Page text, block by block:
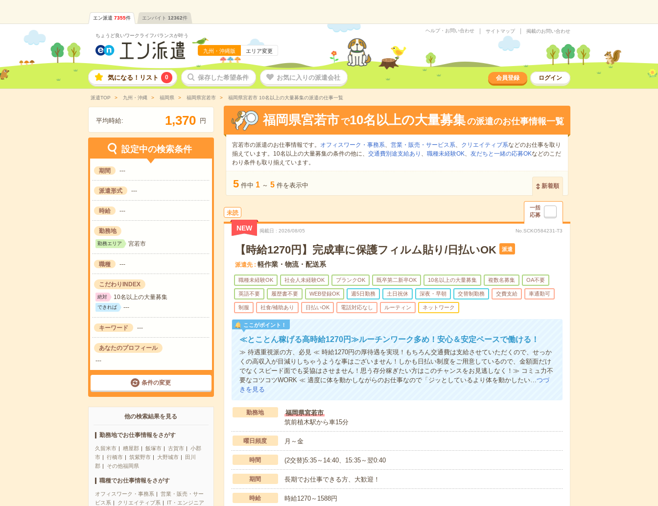
エン派遣 7355件 エンバイト 12362件
ちょうど良いワークライフバランスが叶う
九州・沖縄版 エリア変更
ヘルプ・お問い合わせ サイトマップ 掲載のお問い合わせ
気になる！リスト 0 保存した希望条件 お気に入りの派遣会社 会員登録 ログイン
派遣TOP 九州・沖縄 福岡県 福岡県宮若市 福岡県宮若市 10名以上の大量募集の派遣の仕事一覧
平均時給: 1,370 円
設定中の検索条件
期間 ---
派遣形式 ---
時給 ---
勤務地
勤務エリア 宮若市
職種 ---
こだわりINDEX
絶対 10名以上の大量募集
できれば ---
キーワード ---
あなたのプロフィール
---
条件の変更
他の検索結果を見る
勤務地でお仕事情報をさがす
久留米市 糟屋郡 飯塚市 古賀市
小郡
市
行橋市 筑紫野市 大野城市
田川
郡
その他福岡県
職種でお仕事情報をさがす
オフィスワーク・事務系
営業・販売・サー
ビス系
クリエイティブ系
IT・エンジニア
福岡県宮若市 で10名以上の大量募集の派遣のお仕事情報一覧
宮若市の派遣のお仕事情報です。 オフィスワーク・事務系、 営業・販売・サービス系、 クリエイティブ系などのお仕事を取り
揃えています。10名以上の大量募集の条件の他に、 交通費別途支給あり 、 職種未経験OK、 友だちと一緒の応募OKなどのこだ
わり条件も取り揃えています。
5 件中 1 ～ 5 件を表示中 新着順
未読
一括
応募
NEW 掲載日 2026/08/05 No.SCKO584231-T3
【時給1270円】完成車に保護フィルム貼り/日払いOK 派遣
派遣先 軽作業・物流・配送系
職種未経験OK 社会人未経験OK ブランクOK 既卒第二新卒OK 10名以上の大量募集 複数名募集 OA不要
英語不要 履歴書不要 WEB登録OK 週5日勤務 土日祝休 深夜・早朝 交替制勤務 交費支給 車通勤可
制服 社食/補助あり 日払いOK 電話対応なし ルーティン ネットワーク
ここがポイント！
≪とことん稼げる高時給1270円≫ルーチンワーク多め！安心＆安定ペースで働ける！
≫ 待遇重視派の方、必見 ≪ 時給1270円の厚待遇を実現！もちろん交通費は支給させていただくので、せっか
くの高収入が目減りしちゃうような事はございません！しかも日払い制度をご用意しているので、金額面だけ
でなくスピード面でも妥協はさせません！思う存分稼ぎたい方はこのチャンスをお見逃しなく！≫ コミュ力不
要なコツコツWORK ≪ 適度に体を動かしながらのお仕事なので「ジッとしているより体を動かしたい…つづ
きを見る
勤務地
福岡県宮若市
筑前植木駅から車15分
曜日頻度 月～金
時間 (2交替)5:35～14:40、15:35～翌0:40
期間 長期でお仕事できる方、大歓迎！
時給 時給1270～1588円